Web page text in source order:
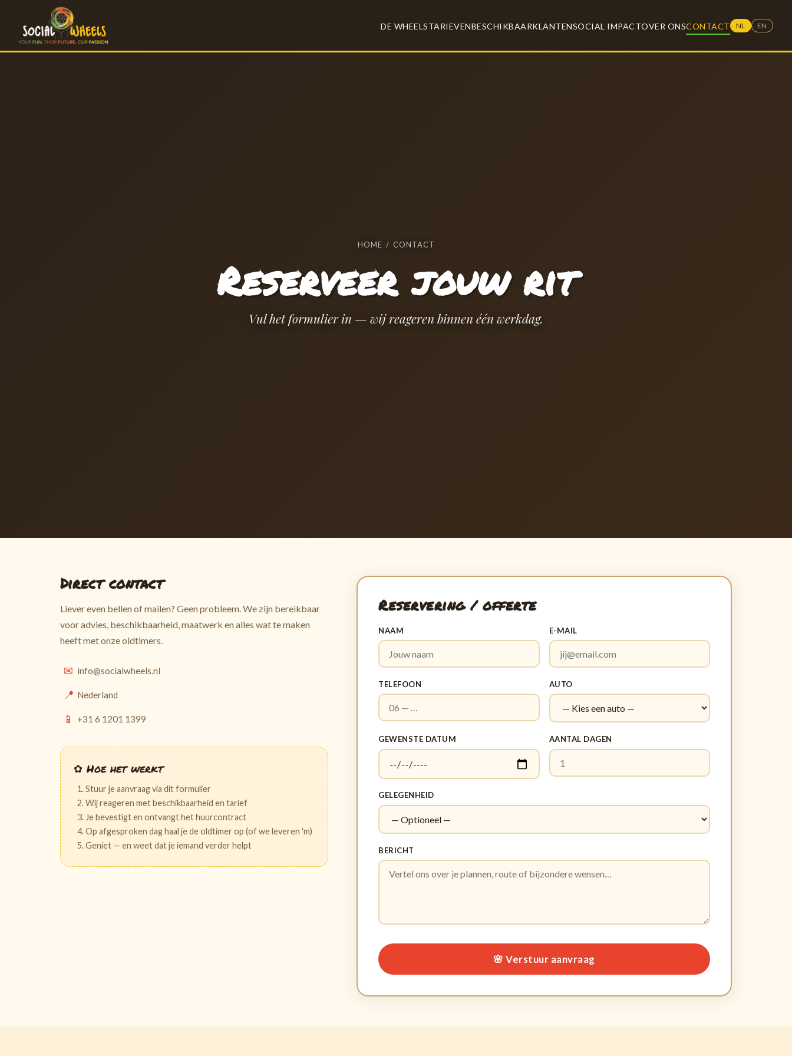
DE WHEELSTARIEVENBESCHIKBAARKLANTENSOCIAL IMPACTOVER ONSCONTACT NL EN
HOME / CONTACT
Reserveer jouw rit
Vul het formulier in — wij reageren binnen één werkdag.
Direct contact
Liever even bellen of mailen? Geen probleem. We zijn bereikbaar
voor advies, beschikbaarheid, maatwerk en alles wat te maken
heeft met onze oldtimers.
✉ info@socialwheels.nl
📍 Nederland
📱 +31 6 1201 1399
✿Hoe het werkt
Stuur je aanvraag via dit formulier
Wij reageren met beschikbaarheid en tarief
Je bevestigt en ontvangt het huurcontract
Op afgesproken dag haal je de oldtimer op (of we leveren 'm)
Geniet — en weet dat je iemand verder helpt
Reservering / offerte
NAAM E-MAIL
TELEFOON AUTO
GEWENSTE DATUM AANTAL DAGEN
GELEGENHEID
BERICHT
🌸 Verstuur aanvraag